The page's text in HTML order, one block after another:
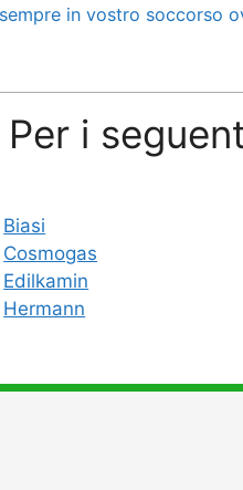
in vostro soccorso
i
Biasi
Cosmogas
Edilkamin
Hermann